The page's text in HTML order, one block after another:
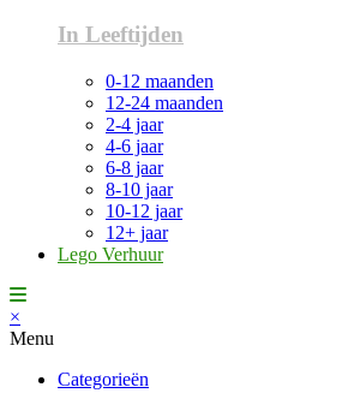
In Leeftijden
0-12 maanden
12-24 maanden
2-4 jaar
4-6 jaar
6-8 jaar
8-10 jaar
10-12 jaar
12+ jaar
Lego Verhuur
×
Menu
Categorieën